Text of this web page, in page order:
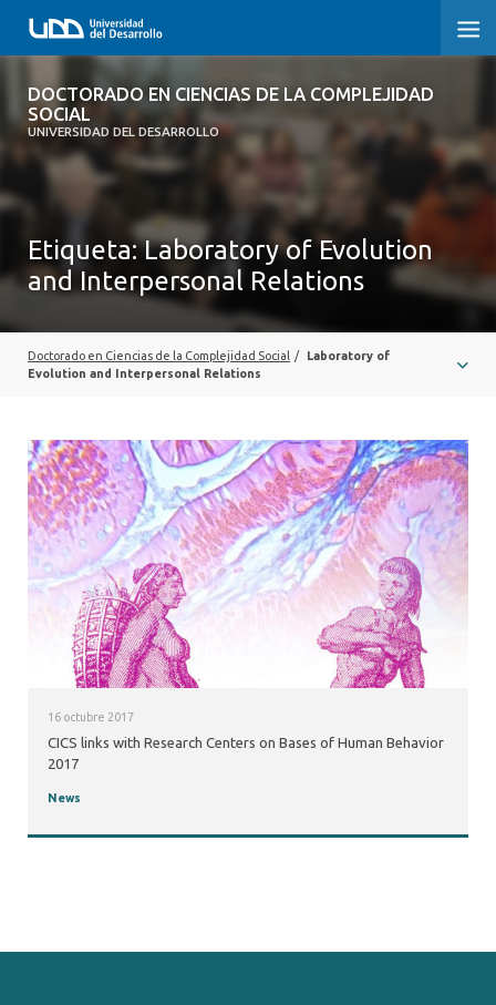
DOCTORADO EN CIENCIAS DE LA COMPLEJIDAD
SOCIAL
UNIVERSIDAD DEL DESARROLLO
DOCTORADO EN CIENCIAS DE LA
COMPLEJIDAD SOCIAL
NOSOTROS
INVESTIGACIÓN
Etiqueta:Laboratory of Evolution
and Interpersonal Relations
Doctorado en Ciencias de la Complejidad Social /
Laboratory of
Evolution and Interpersonal Relations
16 octubre 2017
CICS links with Research Centers on Bases of Human Behavior
2017
News